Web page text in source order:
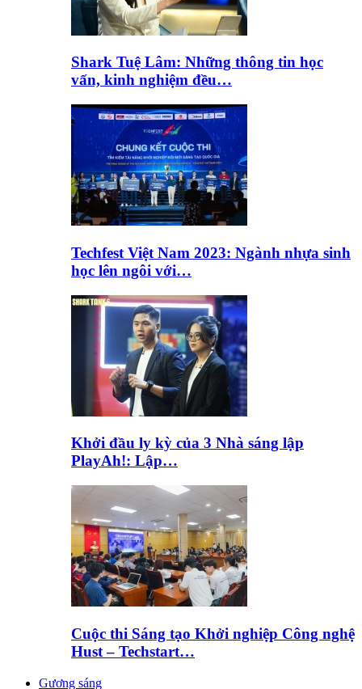
Shark Tuệ Lâm: Những thông tin học
vấn, kinh nghiệm đều…
Techfest Việt Nam 2023: Ngành nhựa sinh
học lên ngôi với…
Khởi đầu ly kỳ của 3 Nhà sáng lập
PlayAh!: Lập…
Cuộc thi Sáng tạo Khởi nghiệp Công nghệ
Hust – Techstart…
Gương sáng